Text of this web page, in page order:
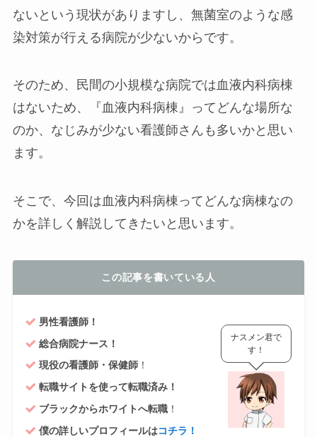
ないという現状がありますし、無菌室のような感
染対策が行える病院が少ないからです。
そのため、民間の小規模な病院では血液内科病棟
はないため、『血液内科病棟』ってどんな場所な
のか、なじみが少ない看護師さんも多いかと思い
ます。
そこで、今回は血液内科病棟ってどんな病棟なの
かを詳しく解説してきたいと思います。
この記事を書いている人
男性看護師！
総合病院ナース！
現役の看護師・保健師 ！
転職サイトを使って転職済み！
ブラックからホワイトへ転職 ！
僕の詳しいプロフィールはコチラ！
ナスメン君で
す！